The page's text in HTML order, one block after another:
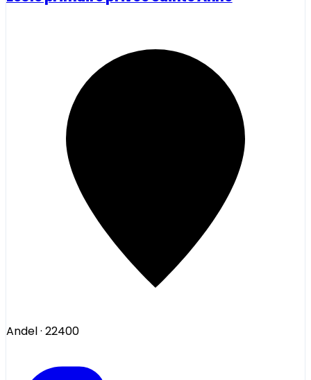
Andel· 22400